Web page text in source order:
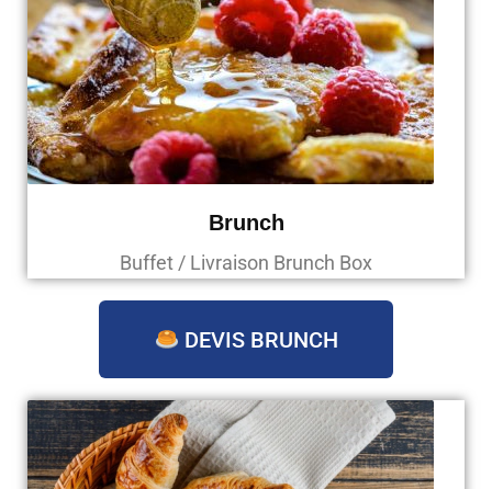
Brunch
Buffet / Livraison Brunch Box
DEVIS BRUNCH